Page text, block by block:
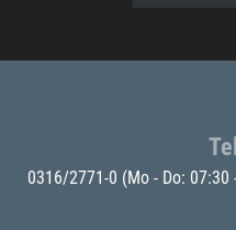
0316/2771-0 (Mo - Do: 07:30